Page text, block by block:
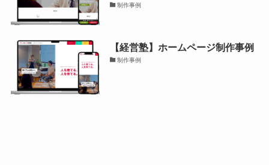
制作事例
【経営塾】ホームページ制作事例
制作事例